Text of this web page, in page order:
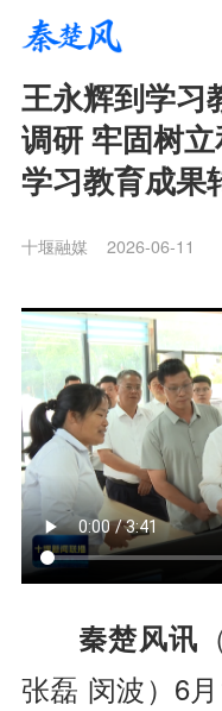
王永辉到学习
调研 牢固树
学习教育成果
十堰融媒 2026-06-11
秦楚风讯
张磊 闵波） 6